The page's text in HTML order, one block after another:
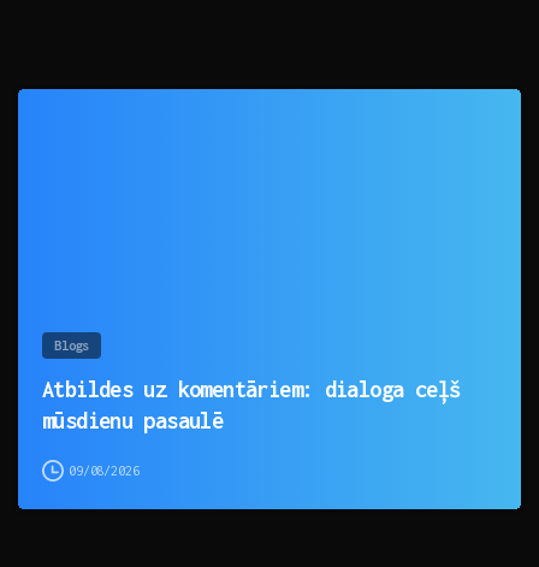
Blogs
Atbildes uz komentāriem: dialoga ceļš
mūsdienu pasaulē
09/08/2026